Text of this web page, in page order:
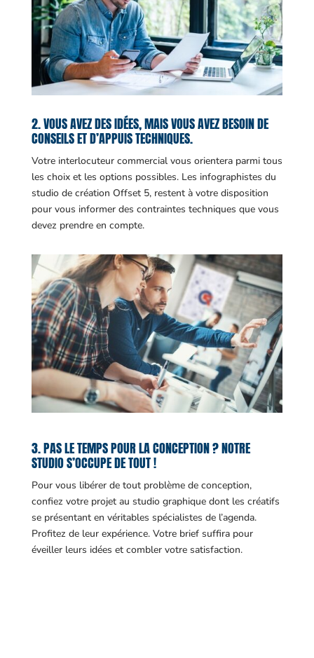
2. VOUS AVEZ DES IDÉES, MAIS VOUS AVEZ BESOIN DE
CONSEILS ET D’APPUIS TECHNIQUES.
Votre interlocuteur commercial vous orientera parmi tous
les choix et les options possibles. Les infographistes du
studio de création Offset 5, restent à votre disposition
pour vous informer des contraintes techniques que vous
devez prendre en compte.
3. PAS LE TEMPS POUR LA CONCEPTION ? NOTRE
STUDIO S’OCCUPE DE TOUT !
Pour vous libérer de tout problème de conception,
confiez votre projet au studio graphique dont les créatifs
se présentant en véritables spécialistes de l’agenda.
Profitez de leur expérience. Votre brief suffira pour
éveiller leurs idées et combler votre satisfaction.